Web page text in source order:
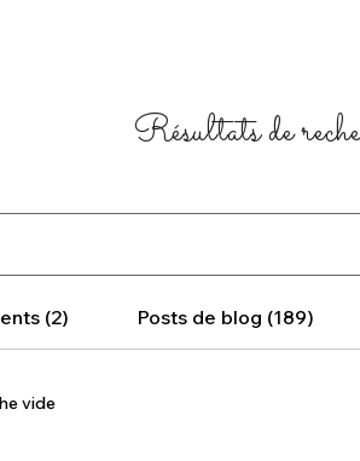
Résultats de
(2) Posts de blog (189)
vide